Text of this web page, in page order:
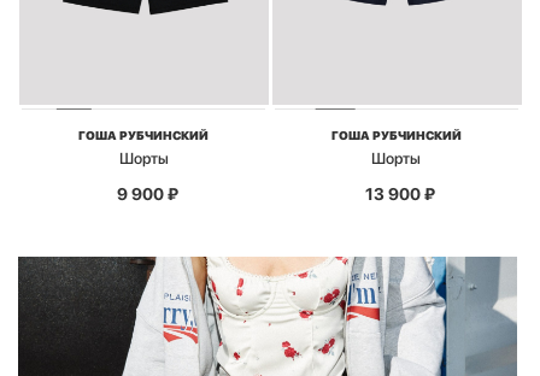
ГОША РУБЧИНСКИЙ
Шорты
9 900₽
ГОША РУБЧИНСКИЙ
Шорты
13 900₽